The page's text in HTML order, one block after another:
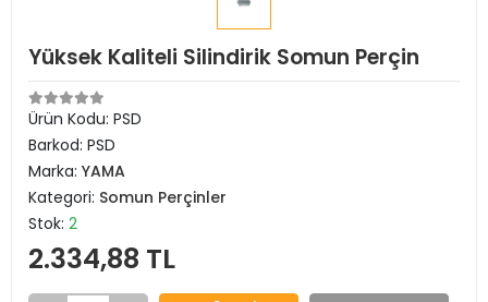
Yüksek Kaliteli Silindirik Somun Perçin
Ürün Kodu: PSD
Barkod: PSD
Marka: YAMA
Kategori: Somun Perçinler
Stok: 2
2.334,88 TL